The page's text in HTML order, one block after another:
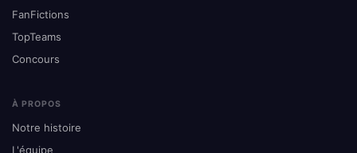
FanFictions
TopTeams
Concours
À PROPOS
Notre histoire
L'équipe